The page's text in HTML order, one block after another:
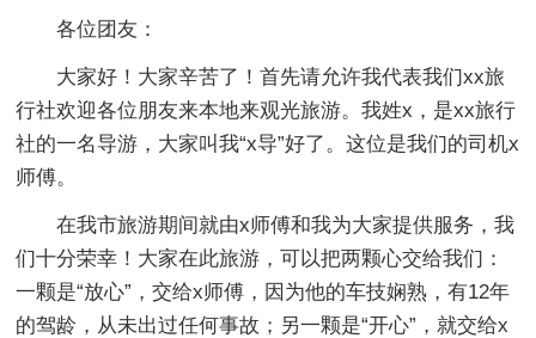
各位团友：
大家好！大家辛苦了！首先请允许我代表我们xx旅
行社欢迎各位朋友来本地来观光旅游。我姓x，是xx旅行
社的一名导游，大家叫我“x导”好了。这位是我们的司机x
师傅。
在我市旅游期间就由x师傅和我为大家提供服务，我
们十分荣幸！大家在此旅游，可以把两颗心交给我们：
一颗是“放心”，交给x师傅，因为他的车技娴熟，有12年
的驾龄，从未出过任何事故；另一颗是“开心”，就交给x